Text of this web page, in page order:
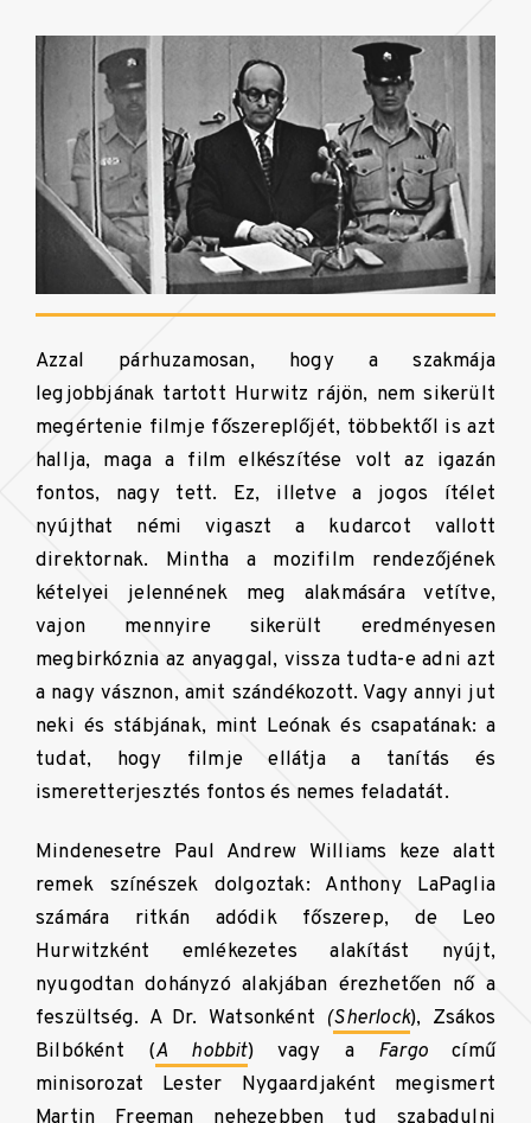
Azzal párhuzamosan, hogy a szakmája
legjobbjának tartott Hurwitz rájön, nem sikerült
megértenie filmje főszereplőjét, többektől is azt
hallja, maga a film elkészítése volt az igazán
fontos, nagy tett. Ez, illetve a jogos ítélet
nyújthat némi vigaszt a kudarcot vallott
direktornak. Mintha a mozifilm rendezőjének
kételyei jelennének meg alakmására vetítve,
vajon mennyire sikerült eredményesen
megbirkóznia az anyaggal, vissza tudta-e adni azt
a nagy vásznon, amit szándékozott. Vagy annyi jut
neki és stábjának, mint Leónak és csapatának: a
tudat, hogy filmje ellátja a tanítás és
ismeretterjesztés fontos és nemes feladatát.
Mindenesetre Paul Andrew Williams keze alatt
remek színészek dolgoztak: Anthony LaPaglia
számára ritkán adódik főszerep, de Leo
Hurwitzként emlékezetes alakítást nyújt,
nyugodtan dohányzó alakjában érezhetően nő a
feszültség. A Dr. Watsonként (Sherlock), Zsákos
Bilbóként (A hobbit) vagy a Fargocímű
minisorozat Lester Nygaardjaként megismert